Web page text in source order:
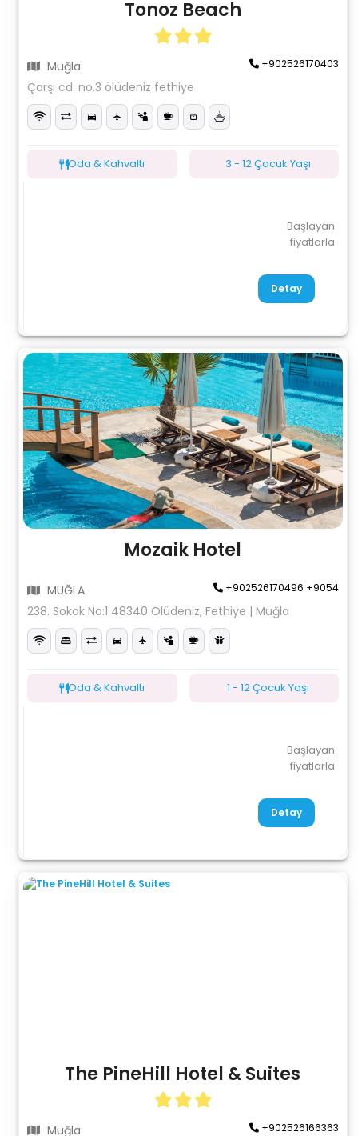
Tonoz Beach
Muğla +902526170403
Çarşı cd. no.3 ölüdeniz fethiye
Oda & Kahvaltı 3 - 12 Çocuk Yaşı
Başlayan
fiyatlarla
Detay
Mozaik Hotel
MUĞLA +902526170496 +9054
238. Sokak No:1 48340 Ölüdeniz, Fethiye | Muğla
Oda & Kahvaltı 1 - 12 Çocuk Yaşı
Başlayan
fiyatlarla
Detay
The PineHill Hotel & Suites
Muğla +902526166363